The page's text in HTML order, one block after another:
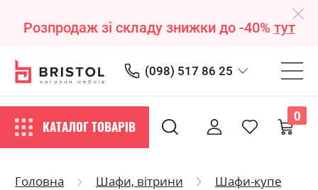
Розпродаж зі складу знижки до -40% тут
(098) 517 86 25
КАТАЛОГ ТОВАРІВ
0
Головна Шафи, вітрини
Шафи-купе